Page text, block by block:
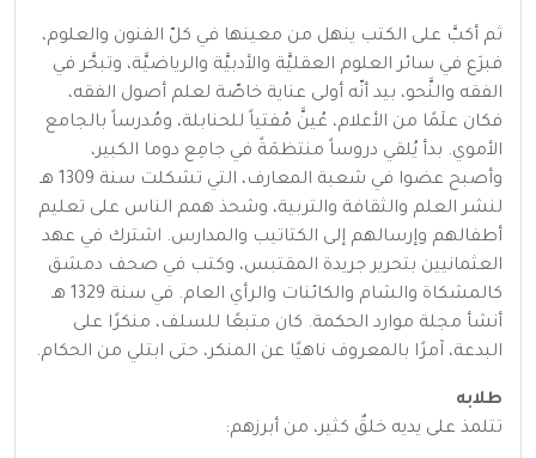
ثم أكبَّ على الكتب ينهل من معينها في كلّ الفنون والعلوم،
فبرَع في سائر العلوم العقليَّة والأدبيَّة والرياضيَّة، وتبحَّر في
الفقه والنَّحو، بيد أنّه أولى عناية خاصّة لعلم أصول الفقه،
فكان علَمًا من الأعلام، عُينَّ مُفتياً للحنابلة، ومُدرساً بالجامع
الأموي. بدأ يُلقي دروساً منتظمَةً في جامِع دوما الكبير،
وأصبح عضوا في شعبة المعارف، التي تشكلت سنة 1309 هـ
لنشر العلم والثقافة والتربية، وشحذ همم الناس على تعليم
أطفالهم وإرسالهم إلى الكتاتيب والمدارس. اشترك في عهد
العثمانيين بتحرير جريدة المقتبس، وكتب في صحف دمشق
كالمشكاة والشام والكائنات والرأي العام. في سنة 1329 هـ
أنشأ مجلة موارد الحكمة. كان متبعًا للسلف، منكرًا على
البدعة، آمرًا بالمعروف ناهيًا عن المنكر، حتى ابتلي من الحكام.
طلابه
تتلمذ على يديه خلقٌ كثير، من أبرزهم: